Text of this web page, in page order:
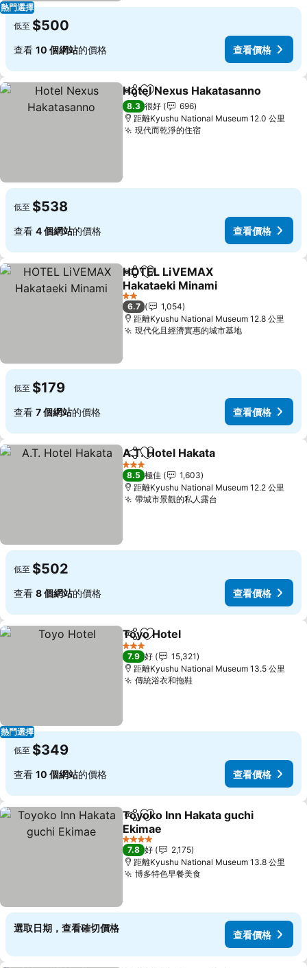
熱門選擇
低至 $500
查看 10 個網站的價格 查看價格
分享 放到收藏夾
Hotel Nexus Hakatasanno
8.3 很好
696
距離Kyushu National Museum 12.0 公里
現代而乾淨的住宿查看價格
低至 $538
查看 4 個網站的價格 查看價格
分享 放到收藏夾
HOTEL LiVEMAX
Hakataeki Minami
查看價格
2 星級
6.7
1,054
距離Kyushu National Museum 12.8 公里
現代化且經濟實惠的城市基地查看價格
低至 $179
查看 7 個網站的價格 查看價格
分享 放到收藏夾
A.T. Hotel Hakata
3 星級
8.5 極佳
1,603
距離Kyushu National Museum 12.2 公里
帶城市景觀的私人露台
低至 $502
查看 8 個網站的價格 查看價格
熱門選擇
分享 放到收藏夾
Toyo Hotel
3 星級
7.9 好
15,321
距離Kyushu National Museum 13.5 公里
傳統浴衣和拖鞋查看價格
低至 $349
查看 10 個網站的價格 查看價格
分享 放到收藏夾
Toyoko Inn Hakata guchi
Ekimae
查看價格
4 星級
7.8 好
2,175
距離Kyushu National Museum 13.8 公里
博多特色早餐美食查看價格
選取日期，查看確切價格
查看價格